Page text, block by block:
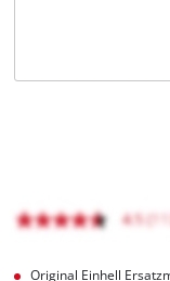
Original Einhell